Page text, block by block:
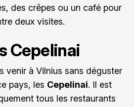
des crêpes ou un café pour
deux visites.
Cepelinai
venir à Vilnius sans déguster
pays, les Cepelinai. Il est
tous les restaurants